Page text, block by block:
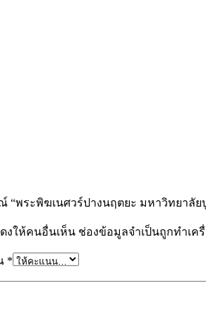
“พระพิฆเนศวร์ปางนฤตยะ มหาวิทยาลัย
งให้คนอื่นเห็น ช่องข้อมูลจำเป็นถูกทำเค
*